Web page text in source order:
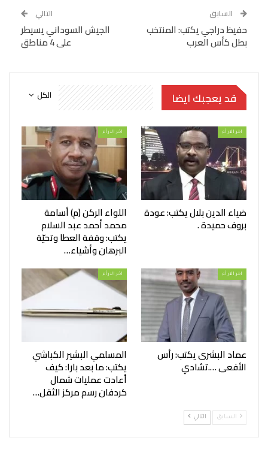
السابق
حفيظ دراجي يكتب: المنتخب
بطل كأس العرب
التالي
الجيش السوداني يسيطر
على 4 مناطق
الكل قد يعجبك ايضا
اخر الارأء
ضياء الدين بلال يكتب: عودة
بروف حميدة .
اخر الارأء
اللواء الركن (م) أسامة
محمد أحمد عبد السلام
يكتب: وقفة العطا وتحيّة
البرهان وأشياء…
اخر الارأء
عماد البشرى يكتب: رأس
الأفعى ….تشادي
اخر الارأء
المسلمي البشير الكباشي
يكتب: ما بعد بارا: كيف
أعادت عمليات شمال
كردفان رسم مركز الثقل…
السابق التالي